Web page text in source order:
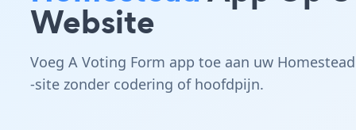
Website
Voeg A Voting Form app toe aan uw Homestead
-site zonder codering of hoofdpijn.